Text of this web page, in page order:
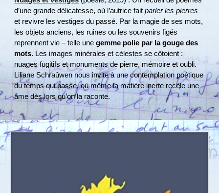
d’une grande délicatesse, où l’autrice faitparler les pierres
et revivre les vestiges du passé. Par la magie de ses mots,
les objets anciens, les ruines ou les souvenirs figés
reprennent vie – telle unegemme polie par la gouge des
mots. Les images minérales et célestes se côtoient :
nuages fugitifs et monuments de pierre, mémoire et oubli.
Liliane Schraûwen nous invite à une contemplation poétique
du temps qui passe, où même la matière inerte recèle une
âme dès lors qu’on la raconte.